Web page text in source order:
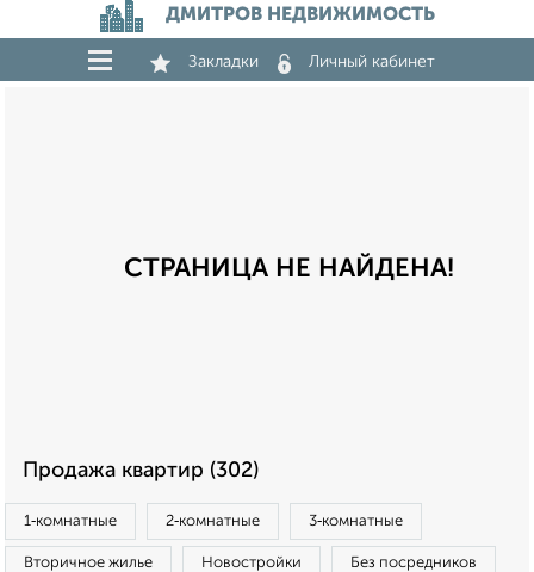
ДМИТРОВ НЕДВИЖИМОСТЬ
Закладки Личный кабинет
СТРАНИЦА НЕ НАЙДЕНА!
Продажа квартир (302)
1‑комнатные 2‑комнатные 3‑комнатные
Вторичное жилье Новостройки Без посредников